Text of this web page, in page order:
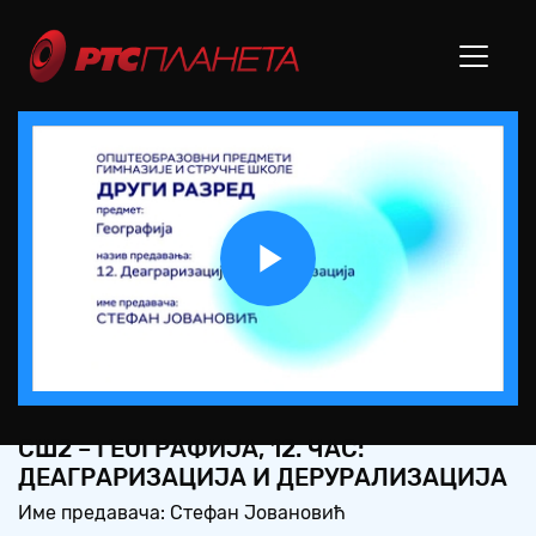
Play
Video
СШ2 – ГЕОГРАФИЈА, 12. ЧАС:
ДЕАГРАРИЗАЦИЈА И ДЕРУРАЛИЗАЦИЈА
Име предавача: Стефан Јовановић